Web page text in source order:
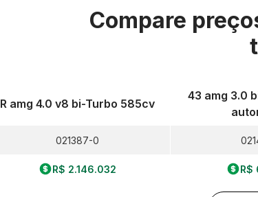
Compare
R amg 4.0 v8 bi-Turbo 585cv
021387-0
R$ 2.146.032
43 amg 3.0
R$